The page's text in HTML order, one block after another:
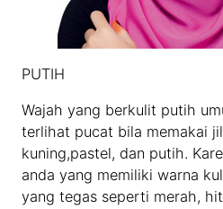
PUTIH
Wajah yang berkulit putih
terlihat pucat bila memakai
kuning,pastel, dan putih.
anda yang memiliki warna
yang tegas seperti merah,